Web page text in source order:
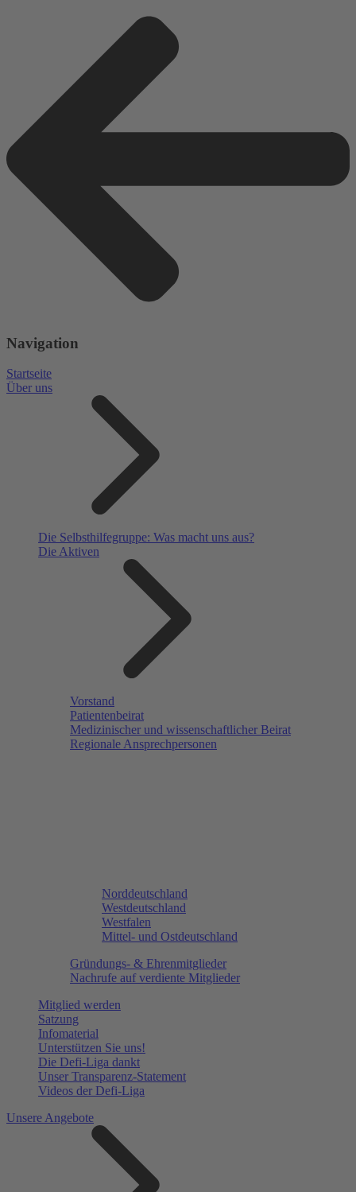
Navigation
Startseite
Über uns
Die Selbsthilfegruppe: Was macht uns aus?
Die Aktiven
Vorstand
Patientenbeirat
Medizinischer und wissenschaftlicher Beirat
Regionale Ansprechpersonen
Norddeutschland
Westdeutschland
Westfalen
Mittel- und Ostdeutschland
Gründungs- & Ehrenmitglieder
Nachrufe auf verdiente Mitglieder
Mitglied werden
Satzung
Infomaterial
Unterstützen Sie uns!
Die Defi-Liga dankt
Unser Transparenz-Statement
Videos der Defi-Liga
Unsere Angebote